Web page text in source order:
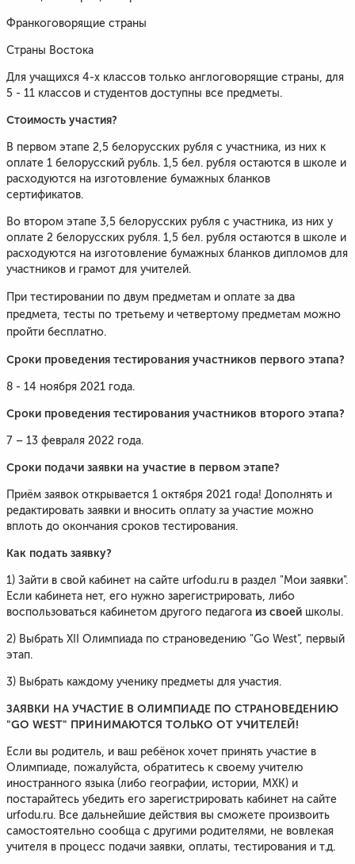
Франкоговорящие страны
Страны Востока
Для учащихся 4-х классов только англоговорящие страны, для
5 - 11 классов и студентов доступны все предметы.
Стоимость участия?
В первом этапе 2,5 белорусских рубля с участника, из них к
оплате 1 белорусский рубль. 1,5 бел. рубля остаются в школе и
расходуются на изготовление бумажных бланков
сертификатов.
Во втором этапе 3,5 белорусских рубля с участника, из них у
оплате 2 белорусских рубля. 1,5 бел. рубля остаются в школе и
расходуются на изготовление бумажных бланков дипломов для
участников и грамот для учителей.
При тестировании по двум предметам и оплате за два
предмета, тесты по третьему и четвертому предметам можно
пройти бесплатно.
Сроки проведения тестирования участников первого этапа?
8 - 14 ноября 2021 года.
Сроки проведения тестирования участников второго этапа?
7 – 13 февраля 2022 года.
Сроки подачи заявки на участие в первом этапе?
Приём заявок открывается 1 октября 2021 года! Дополнять и
редактировать заявки и вносить оплату за участие можно
вплоть до окончания сроков тестирования.
Как подать заявку?
1) Зайти в свой кабинет на сайте urfodu.ru в раздел "Мои заявки".
Если кабинета нет, его нужно зарегистрировать, либо
воспользоваться кабинетом другого педагога из своей школы.
2) Выбрать XII Олимпиада по страноведению "Go West", первый
этап.
3) Выбрать каждому ученику предметы для участия.
ЗАЯВКИ НА УЧАСТИЕ В ОЛИМПИАДЕ ПО СТРАНОВЕДЕНИЮ
"GO WEST" ПРИНИМАЮТСЯ ТОЛЬКО ОТ УЧИТЕЛЕЙ!
Если вы родитель, и ваш ребёнок хочет принять участие в
Олимпиаде, пожалуйста, обратитесь к своему учителю
иностранного языка (либо географии, истории, МХК) и
постарайтесь убедить его зарегистрировать кабинет на сайте
urfodu.ru. Все дальнейшие действия вы сможете произвоить
самостоятельно сообща с другими родителями, не вовлекая
учителя в процесс подачи заявки, оплаты, тестирования и т.д.